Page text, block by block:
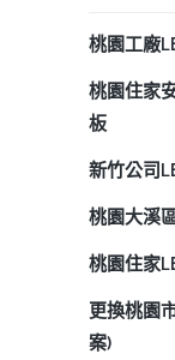
桃園工廠
桃園住家
板
新竹公司
桃園大溪
桃園住家
更換桃園
案)